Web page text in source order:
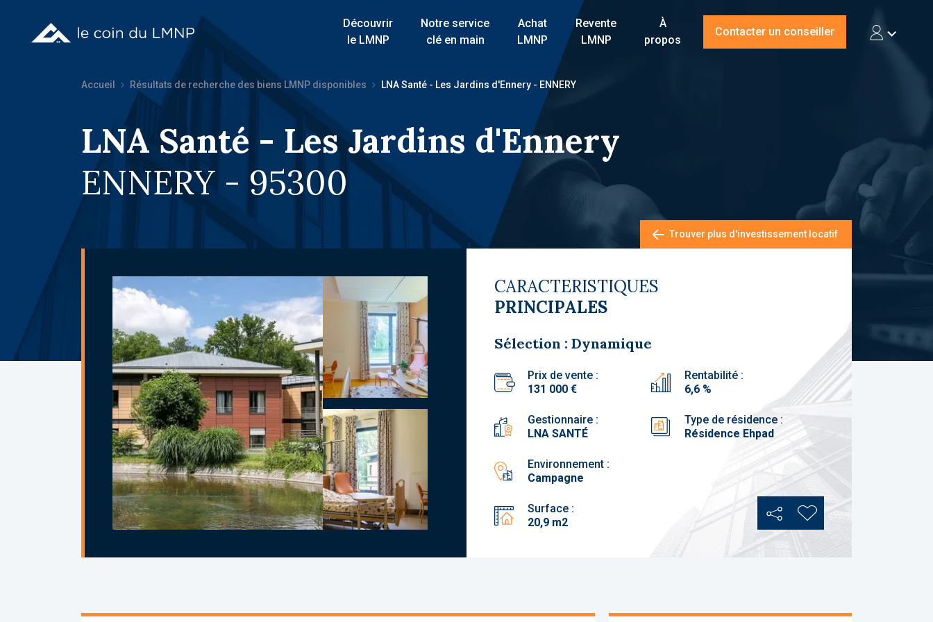
Découvrir
le LMNP
Notre service
clé en main
Achat
LMNP
Revente
LMNP
À
propos
Contacter un conseiller
Accueil Résultats de recherche des biens LMNP disponibles LNA Santé - Les Jardins d'Ennery - ENNERY
LNA Santé - Les Jardins d'Ennery
ENNERY - 95300
Trouver plus d'investissement locatif
CARACTERISTIQUES
PRINCIPALES
Sélection : Dynamique
Prix de vente :
131 000 €
Gestionnaire :
LNA SANTÉ
Environnement :
Campagne
Surface :
20,9 m2
Rentabilité :
6,6 %
Type de résidence :
Résidence Ehpad
PartagerAjouter aux favoris